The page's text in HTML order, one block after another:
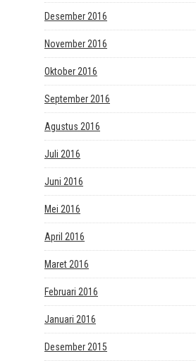
Desember 2016
November 2016
Oktober 2016
September 2016
Agustus 2016
Juli 2016
Juni 2016
Mei 2016
April 2016
Maret 2016
Februari 2016
Januari 2016
Desember 2015